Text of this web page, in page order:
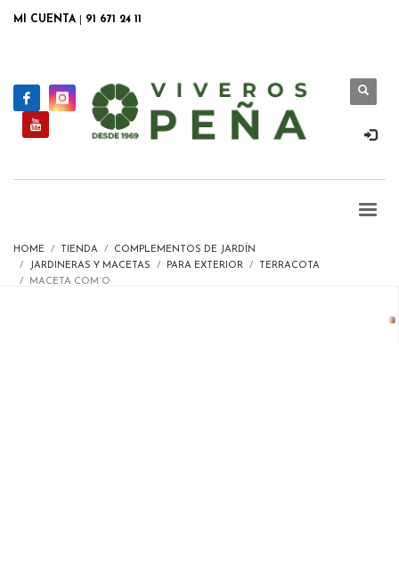
MI CUENTA 91 671 24 11
HOME TIENDA
COMPLEMENTOS DE JARDÍN
JARDINERAS Y MACETAS
PARA EXTERIOR
TERRACOTA
MACETA COM´O